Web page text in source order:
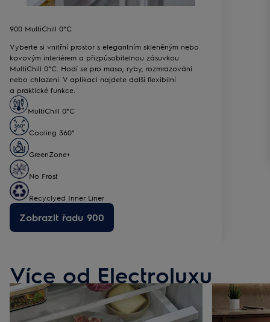
900 MultiChill 0°C
Vyberte si vnitřní prostor s elegantním skleněným nebo
kovovým interiérem a přizpůsobitelnou zásuvkou
MultiChill 0°C. Hodí se pro maso, ryby, rozmrazování
nebo chlazení. V aplikaci najdete další flexibilní
a praktické funkce.
MultiChill 0°C
Cooling 360°
GreenZone+
No Frost
Recyclyed Inner Liner
Zobrazit řadu 900
Více od Electroluxu